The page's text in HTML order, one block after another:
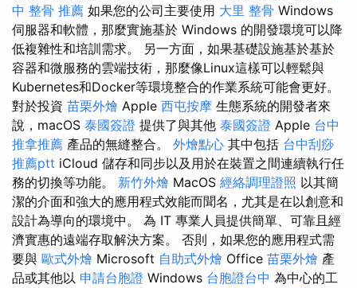
中 整骨 推薦 如果您的公司主要使用 大里 整骨 Windows
伺服器和軟體，那麼實施基於 Windows 的開發環境可以降
低複雜性和培訓需求。 另一方面，如果基礎設施基於基於
容器和微服務的雲端技術，那麼像Linux這樣可以輕鬆與
Kubernetes和Docker等環境整合的作業系統可能會更好。
對於投資 苗栗外燴 Apple 西屯按摩 生態系統的開發者來
說，macOS 泰國簽證 提供了與其他 泰國簽證 Apple 台中
推拿推薦 產品的無縫整合。 外燴點心 其中包括 台中刮痧
推薦ptt iCloud 儲存和同步以及用於在裝置之間連續執行任
務的切換等功能。 新竹外燴 MacOS 經絡調理證照 以其簡
潔的介面和強大的應用程式效能而聞名，尤其是在以創意和
設計為導向的環境中。 為 IT 專業人員提供簡單、可靠且經
濟實惠的遠端存取解決方案。 否則，如果您的應用程式需
要與 歐式外燴 Microsoft 自助式外燴 Office 苗栗外燴 產
品或其他以 申請台胞證 Windows 台胞證台中 為中心的工